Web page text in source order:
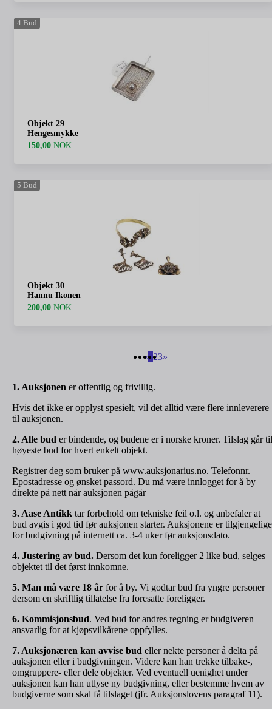
4 Bud
Objekt 29
Hengesmykke
150,00 NOK
5 Bud
Objekt 30
Hannu Ikonen
200,00 NOK
«123»
1. Auksjonen er offentlig og frivillig.
Hvis det ikke er opplyst spesielt, vil det alltid være flere innleverere
til auksjonen.
2. Alle bud er bindende, og budene er i norske kroner. Tilslag går til
høyeste bud for hvert enkelt objekt.
Registrer deg som bruker på www.auksjonarius.no. Telefonnr.
Epostadresse og ønsket passord. Du må være innlogget for å by
direkte på nett når auksjonen pågår
3. Aase Antikk tar forbehold om tekniske feil o.l. og anbefaler at
bud avgis i god tid før auksjonen starter. Auksjonene er tilgjengelige
for budgivning på internett ca. 3-4 uker før auksjonsdato.
4. Justering av bud. Dersom det kun foreligger 2 like bud, selges
objektet til det først innkomne.
5. Man må være 18 år for å by. Vi godtar bud fra yngre personer
dersom en skriftlig tillatelse fra foresatte foreligger.
6. Kommisjonsbud. Ved bud for andres regning er budgiveren
ansvarlig for at kjøpsvilkårene oppfylles.
7. Auksjonæren kan avvise bud eller nekte personer å delta på
auksjonen eller i budgivningen. Videre kan han trekke tilbake-,
omgruppere- eller dele objekter. Ved eventuell uenighet under
auksjonen kan han utlyse ny budgivning, eller bestemme hvem av
budgiverne som skal få tilslaget (jfr. Auksjonslovens paragraf 11).